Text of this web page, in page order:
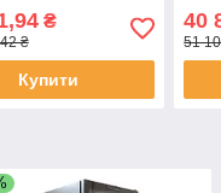
₴
₴
Купити
40
51